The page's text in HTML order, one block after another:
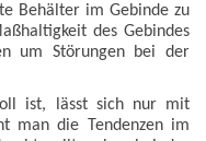
Behälter im Gebinde zu
des Gebindes
um Störungen bei der
ist, lässt sich nur mit
man die Tendenzen im